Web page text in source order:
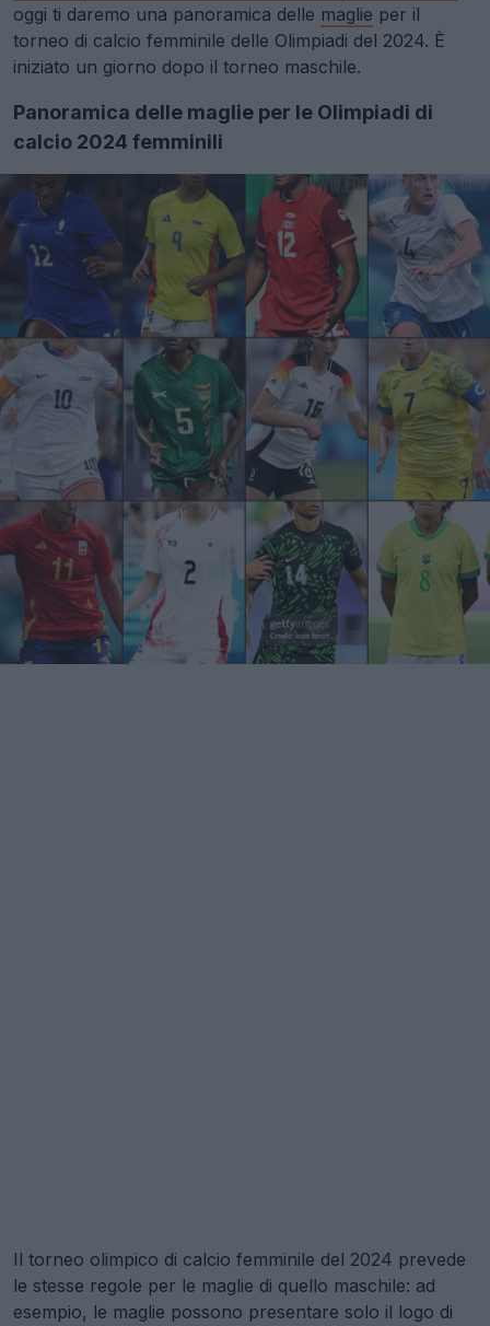
oggi ti daremo una panoramica delle maglie per il
torneo di calcio femminile delle Olimpiadi del 2024. È
iniziato un giorno dopo il torneo maschile.
Panoramica delle maglie per le Olimpiadi di
calcio 2024 femminili
Il torneo olimpico di calcio femminile del 2024 prevede
le stesse regole per le maglie di quello maschile: ad
esempio, le maglie possono presentare solo il logo di